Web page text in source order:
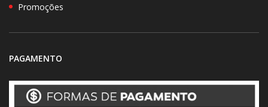
Promoções
PAGAMENTO